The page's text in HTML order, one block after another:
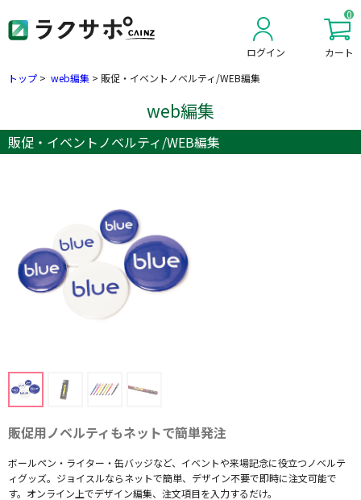
ログイン
0
カート
トップ > web編集 > 販促・イベントノベルティ/WEB編集
web編集
販促・イベントノベルティ/WEB編集
販促用ノベルティもネットで簡単発注
ボールペン・ライター・缶バッジなど、イベントや来場記念に役立つノベルテ
ィグッズ。ジョイスルならネットで簡単、デザイン不要で即時に注文可能で
す。オンライン上でデザイン編集、注文項目を入力するだけ。